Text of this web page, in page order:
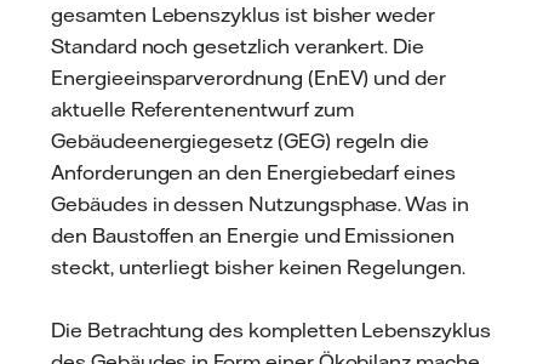
gesamten Lebenszyklus ist bisher weder
Standard noch gesetzlich verankert. Die
Energieeinsparverordnung (EnEV) und der
aktuelle Referentenentwurf zum
Gebäudeenergiegesetz (GEG) regeln die
Anforderungen an den Energiebedarf eines
Gebäudes in dessen Nutzungsphase. Was in
den Baustoffen an Energie und Emissionen
steckt, unterliegt bisher keinen Regelungen.
Die Betrachtung des kompletten Lebenszyklus